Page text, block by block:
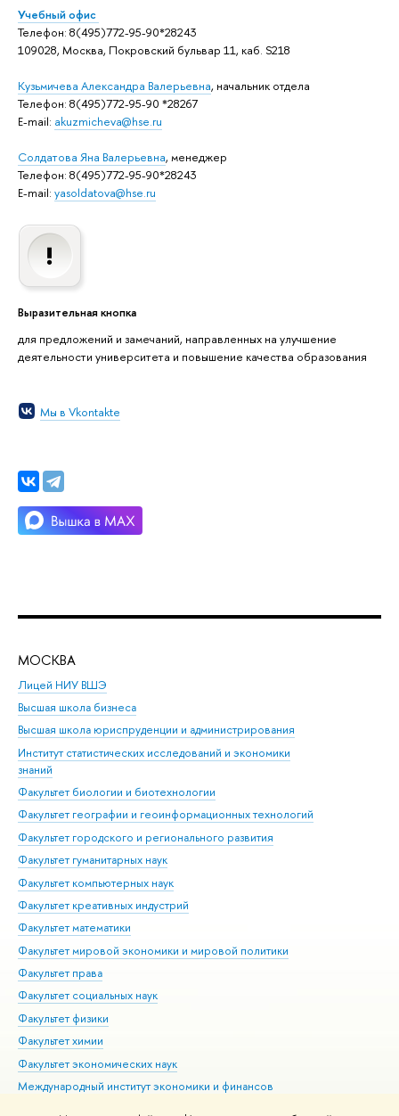
Учебный офис
Телефон: 8(495)772-95-90*28243
109028, Москва, Покровский бульвар 11, каб. S218
Кузьмичева Александра Валерьевна, начальник отдела
Телефон: 8(495)772-95-90 *28267
E-mail: akuzmicheva@hse.ru
Солдатова Яна Валерьевна, менеджер
Телефон: 8(495)772-95-90*28243
E-mail: yasoldatova@hse.ru
Выразительная кнопка
для предложений и замечаний, направленных на улучшение
деятельности университета и повышение качества образования
Мы в Vkontakte
МОСКВА
Лицей НИУ ВШЭ
Высшая школа бизнеса
Высшая школа юриспруденции и администрирования
Институт статистических исследований и экономики
знаний
Факультет биологии и биотехнологии
Факультет географии и геоинформационных технологий
Факультет городского и регионального развития
Факультет гуманитарных наук
Факультет компьютерных наук
Факультет креативных индустрий
Факультет математики
Факультет мировой экономики и мировой политики
Факультет права
Факультет социальных наук
Факультет физики
Факультет химии
Факультет экономических наук
Международный институт экономики и финансов